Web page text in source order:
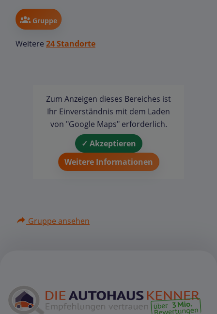
Gruppe
Weitere 24 Standorte
Zum Anzeigen dieses Bereiches ist
Ihr Einverständnis mit dem Laden
von "Google Maps" erforderlich.
✓ Akzeptieren
Weitere Informationen
Gruppe ansehen